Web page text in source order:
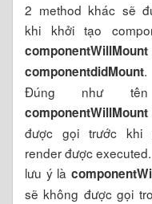
2 method khác sẽ
khi khởi tạo
componentWillMount
componentdidMount.
Đúng như
componentWillMount
được gọi trước khi
render được
lưu ý là
sẽ không được gọi